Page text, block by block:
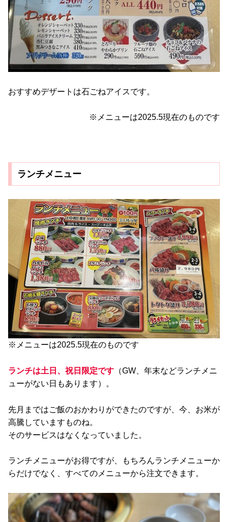
おすすめデザートは石ごねアイスです。
※メニューは2025.5現在のものです
ランチメニュー
※メニューは2025.5現在のものです
ランチは土日、祝日限定です （GW、年末などランチメニ
ューがない日もあります）。
先月まではご飯のおかわりができたのですが、今、お米が
高騰していますものね。
そのサービスはなくなっていました。
ランチメニューがお得ですが、もちろんランチメニューか
らだけでなく、すべてのメニューから注文できます。